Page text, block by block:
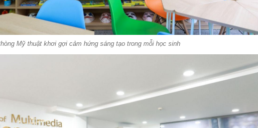
Mỹ thuật khơi gợi cảm hứng sáng tạo trong mỗi học sinh